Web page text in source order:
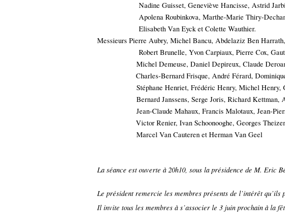
Nadine Guisset, Geneviève Hancisse, Astrid
Apolena Roubinkova, Marthe-Marie Thiry-
Elisabeth Van Eyck et Colette Wauthier.
Messieurs Pierre Aubry, Michel Bancu, Abdelaziz Ben
Robert Brunelle, Yvon Carpiaux, Pierre Cox,
Michel Demeuse, Daniel Depireux, Claude
Charles-Bernard Frisque, André Férard,
Stéphane Henriet, Frédéric Henry, Michel Henry,
Bernard Janssens, Serge Joris, Richard Kettman,
Jean-Claude Mahaux, Francis Malotaux, Jean-
Victor Renier, Ivan Schoonooghe, Georges
Marcel Van Cauteren et Herman Van Geel
La séance est ouverte à 20h10, sous la présidence de M. Eric
Le président remercie les membres présents de l’intérêt
Il invite tous les membres à s’associer le 3 juin prochain à la